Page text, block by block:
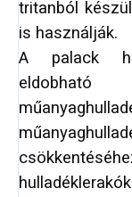
tritanból
is használják.
A palack
eldobható